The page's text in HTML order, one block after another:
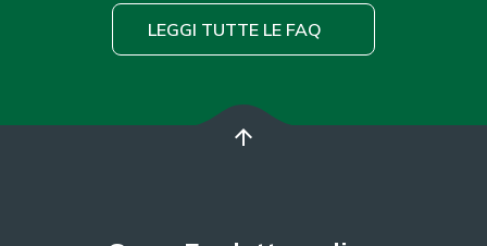
LEGGI TUTTE LE FAQ
arrow_upward